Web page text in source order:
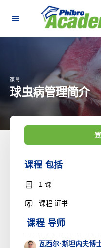
家禽
球虫病管理简介
课程 包括
1 课
课程 证书
课程 导师
瓦西尔·斯坦内夫博